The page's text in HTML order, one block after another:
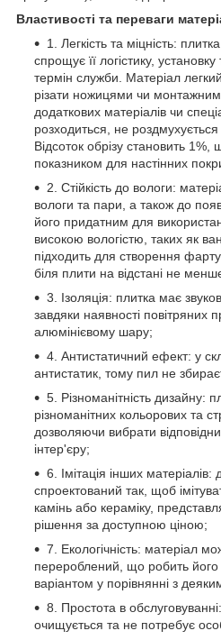
Властивості та переваги
1. Легкість та міцність:
спрощує її логістику,
термін служби. Матеріал
різати ножицями чи
додаткових матеріалів чи
розходиться, не
Відсоток обрізу становить
показником для настінних
2. Стійкість до вологи:
вологи та пари, а також до
його придатним для
високою вологістю, таких як
підходить для створення
біля плити на відстані не
3. Ізоляція: плитка має
завдяки наявності повітряних
алюмінієвому шару;
4. Антистатичний ефект: у
антистатик, тому пил не
5. Різноманітність дизайну:
різноманітних кольорових та
дозволяючи вибрати
інтер'єру;
6. Імітація інших матеріалів:
спроектований так, щоб
камінь або кераміку,
рішення за доступною ціною;
7. Екологічність: матеріал
перероблений, що робить його
варіантом у порівнянні з
8. Простота в
очищується та не потребує